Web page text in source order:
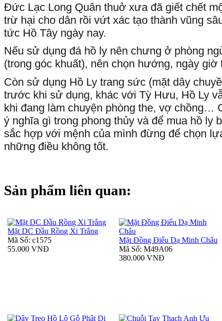
Đức Lạc Long Quân thuở xưa đã giết chết
trừ hại cho dân rồi vứt xác tạo thành vũng
tức Hồ Tây ngày nay.
Nếu sử dụng đá hồ ly nên chưng ở phòng
(trong góc khuất), nên chọn hướng, ngày
Còn sử dụng Hồ Ly trang sức (mặt dây
trước khi sử dụng, khác với Tỳ Hưu, Hồ Ly
khi đang làm chuyện phòng the, vợ chồng…
ý nghĩa gì trong phong thủy và để mua hồ ly
sắc hợp với mệnh của mình đừng để chọn
những điều không tốt.
Sản phẩm liên quan:
Mặt DC Đầu Rồng Xi Trắng
Mã Số: c1575
55.000 VNĐ
Mặt Đồng Điếu Dạ Minh Châu
Mã Số: M49A06
380.000 VNĐ